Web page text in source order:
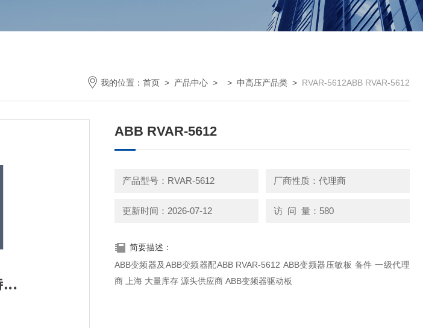
我的位置： 首页 > 产品中心 > > 中高压产品类 > RVAR-5612ABB RVAR-5612
ABB RVAR-5612
产品型号：RVAR-5612 厂商性质：代理商
更新时间：2026-07-12 访 问 量：580
简要描述：
ABB变频器及ABB变频器配ABB RVAR-5612 ABB变频器压敏板 备件 一级代理
商 上海 大量库存 源头供应商 ABB变频器驱动板